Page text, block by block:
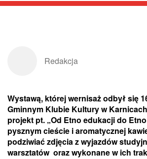
Redakcja
Wystawą, której wernisaż odbył się
Gminnym Klubie Kultury w
projekt pt. „Od Etno edukacji do
pysznym cieście i aromatycznej
podziwiać zdjęcia z wyjazdów
warsztatów oraz wykonane w ich